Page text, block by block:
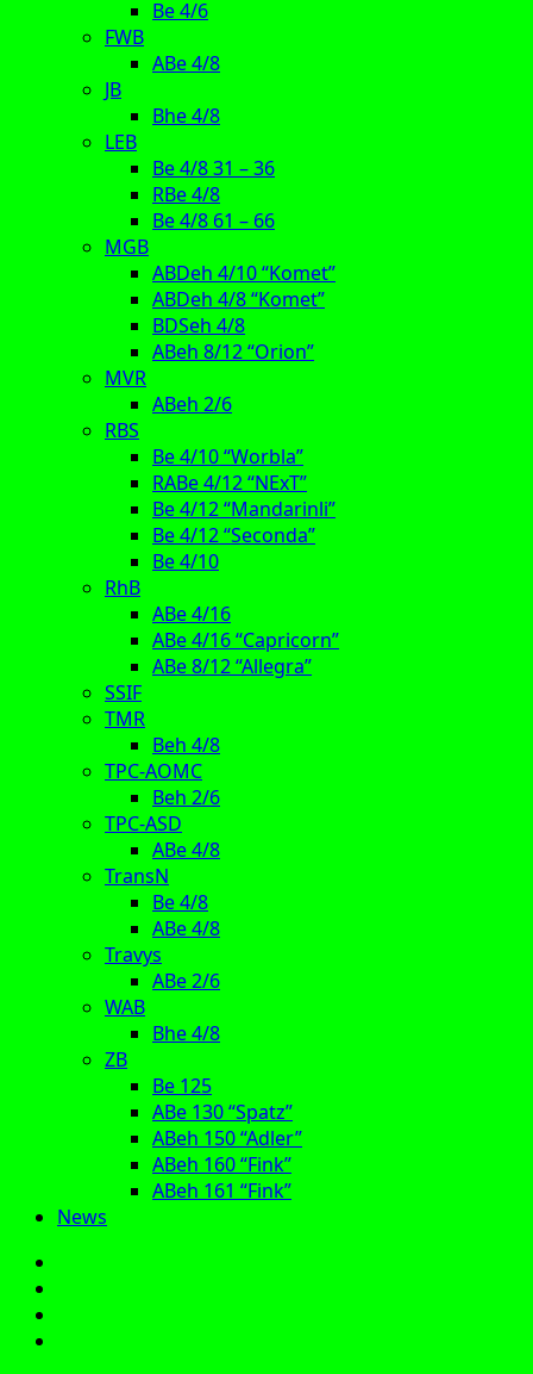
Be 4/6
FWB
ABe 4/8
JB
Bhe 4/8
LEB
Be 4/8 31 – 36
RBe 4/8
Be 4/8 61 – 66
MGB
ABDeh 4/10 “Komet”
ABDeh 4/8 “Komet”
BDSeh 4/8
ABeh 8/12 “Orion”
MVR
ABeh 2/6
RBS
Be 4/10 “Worbla”
RABe 4/12 “NExT”
Be 4/12 “Mandarinli”
Be 4/12 “Seconda”
Be 4/10
RhB
ABe 4/16
ABe 4/16 “Capricorn”
ABe 8/12 “Allegra”
SSIF
TMR
Beh 4/8
TPC-AOMC
Beh 2/6
TPC-ASD
ABe 4/8
TransN
Be 4/8
ABe 4/8
Travys
ABe 2/6
WAB
Bhe 4/8
ZB
Be 125
ABe 130 “Spatz”
ABeh 150 “Adler”
ABeh 160 “Fink”
ABeh 161 “Fink”
News